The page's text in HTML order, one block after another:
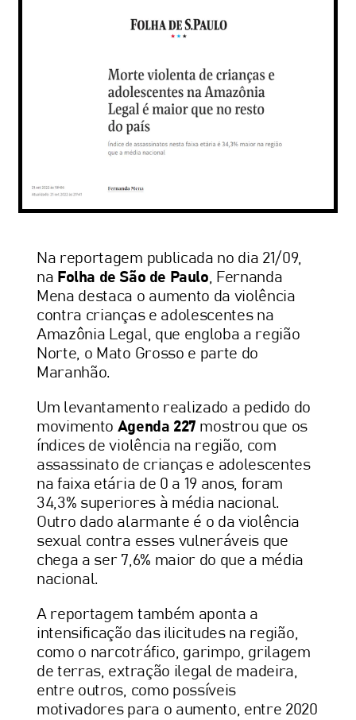
Na reportagem publicada no dia 21/09,
na Folha de São de Paulo, Fernanda
Mena destaca o aumento da violência
contra crianças e adolescentes na
Amazônia Legal, que engloba a região
Norte, o Mato Grosso e parte do
Maranhão.
Um levantamento realizado a pedido do
movimento Agenda 227 mostrou que os
índices de violência na região, com
assassinato de crianças e adolescentes
na faixa etária de 0 a 19 anos, foram
34,3% superiores à média nacional.
Outro dado alarmante é o da violência
sexual contra esses vulneráveis que
chega a ser 7,6% maior do que a média
nacional.
A reportagem também aponta a
intensificação das ilicitudes na região,
como o narcotráfico, garimpo, grilagem
de terras, extração ilegal de madeira,
entre outros, como possíveis
motivadores para o aumento, entre 2020